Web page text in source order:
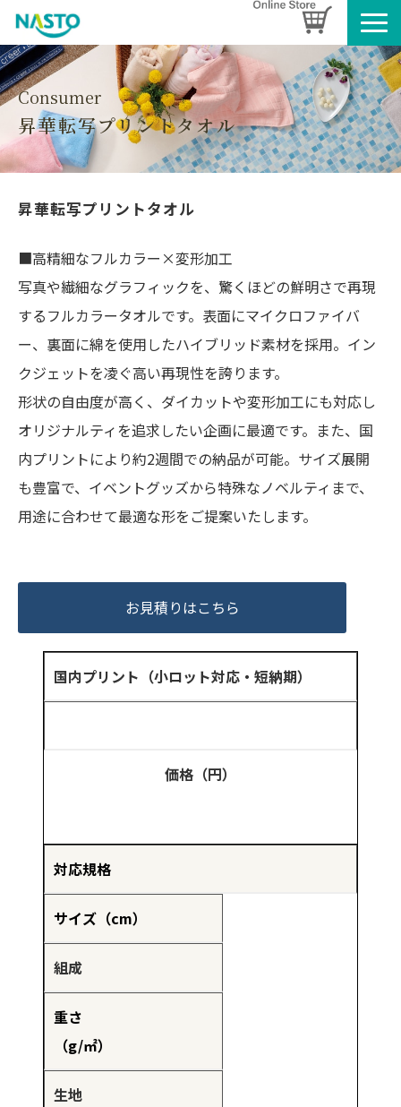
企業情報
製品情報
お知らせ
ブログ
SDGsへの取り組み
Consumer
昇華転写プリントタオル
昇華転写プリントタオル
■高精細なフルカラー×変形加工
写真や繊細なグラフィックを、驚くほどの鮮明さで再現
するフルカラータオルです。表面にマイクロファイバ
ー、裏面に綿を使用したハイブリッド素材を採用。イン
クジェットを凌ぐ高い再現性を誇ります。
形状の自由度が高く、ダイカットや変形加工にも対応し
オリジナルティを追求したい企画に最適です。また、国
内プリントにより約2週間での納品が可能。サイズ展開
も豊富で、イベントグッズから特殊なノベルティまで、
用途に合わせて最適な形をご提案いたします。
お見積りはこちら
国内プリント（小ロット対応・短納期）
価格（円）
対応規格
サイズ（cm）
組成
重さ
（g/㎡）
生地